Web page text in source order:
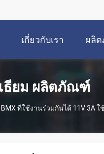
เกี่ยวกับเรา ผลิ
ธียม ผลิตภัณฑ์
ที่ใช้งานร่วมกันได้ 11V 3A